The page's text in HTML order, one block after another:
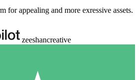
for appealing and more exressive assets.
zeeshancreative